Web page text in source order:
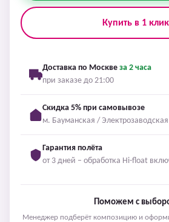
Купить в 1 клик
Доставка по Москве за 2 часа
при заказе до 21:00
Скидка 5% при самовывозе
м. Бауманская / Электрозаводская
Гарантия полёта
от 3 дней – обработка Hi-float
Поможем с
Менеджер подберёт композицию и